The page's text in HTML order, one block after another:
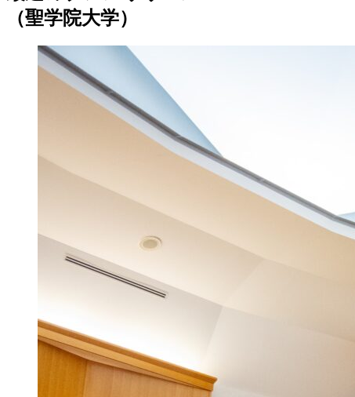
（聖学院大学）